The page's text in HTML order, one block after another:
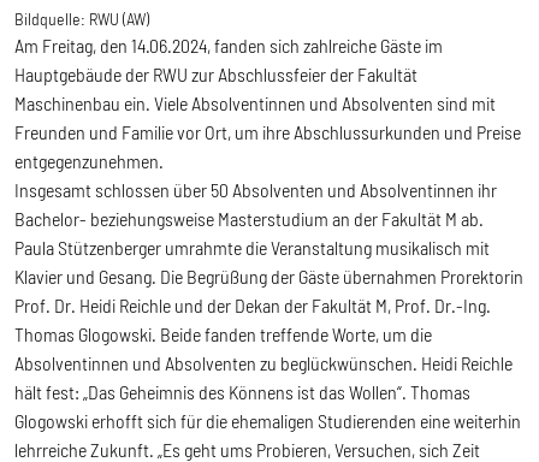
Bildquelle: RWU (AW)
Am Freitag, den 14.06.2024, fanden sich zahlreiche Gäste im
Hauptgebäude der RWU zur Abschlussfeier der Fakultät
Maschinenbau ein. Viele Absolventinnen und Absolventen sind mit
Freunden und Familie vor Ort, um ihre Abschlussurkunden und Preise
entgegenzunehmen.
Insgesamt schlossen über 50 Absolventen und Absolventinnen ihr
Bachelor- beziehungsweise Masterstudium an der Fakultät M ab.
Paula Stützenberger umrahmte die Veranstaltung musikalisch mit
Klavier und Gesang. Die Begrüßung der Gäste übernahmen Prorektorin
Prof. Dr. Heidi Reichle und der Dekan der Fakultät M, Prof. Dr.-Ing.
Thomas Glogowski. Beide fanden treffende Worte, um die
Absolventinnen und Absolventen zu beglückwünschen. Heidi Reichle
hält fest: „Das Geheimnis des Könnens ist das Wollen“. Thomas
Glogowski erhofft sich für die ehemaligen Studierenden eine weiterhin
lehrreiche Zukunft. „Es geht ums Probieren, Versuchen, sich Zeit